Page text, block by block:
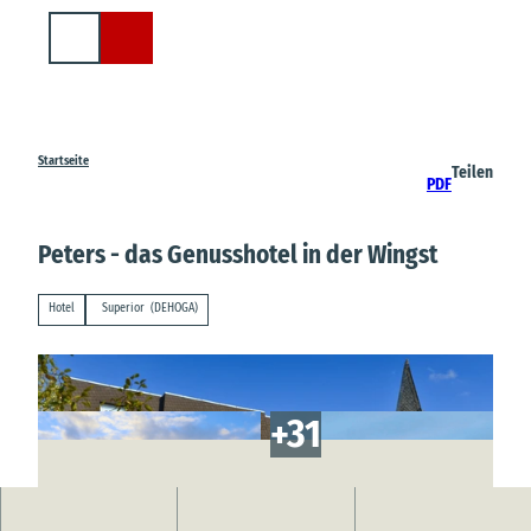
Startseite
PDF
Teilen
Peters - das Genusshotel in der Wingst
Hotel Superior (DEHOGA)